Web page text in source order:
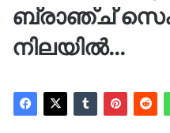
ബ്രാഞ്ച്
നിലയിൽ…